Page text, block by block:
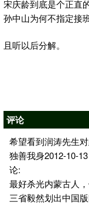
宋庆龄到底是个正直
孙中山为何不指定接
且听以后分解。
评论
希望看到润涛先生对
独善我身2012-10-
论:
最好杀光内蒙古人
三省毅然划出中国